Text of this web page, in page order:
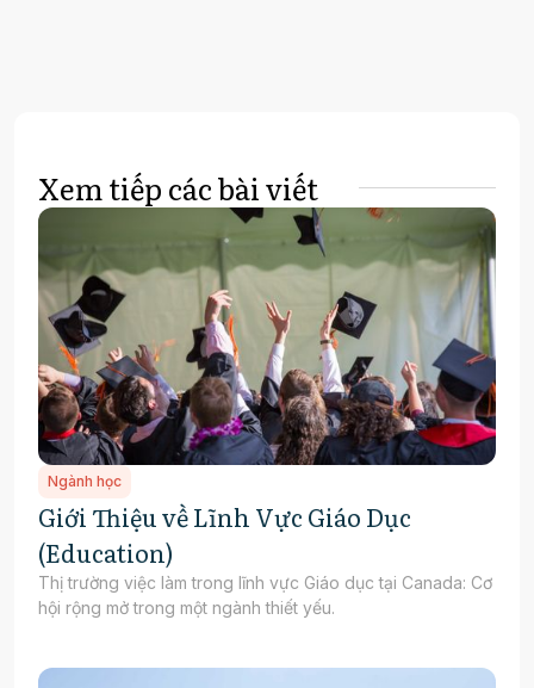
Xem tiếp các bài viết
Ngành học
Giới Thiệu về Lĩnh Vực Giáo Dục
(Education)
Thị trường việc làm trong lĩnh vực Giáo dục tại Canada: Cơ
hội rộng mở trong một ngành thiết yếu.